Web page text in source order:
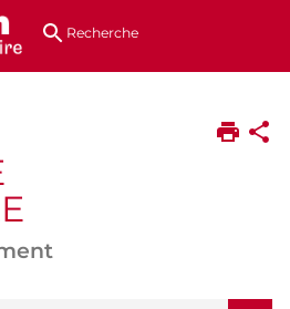
au
directsRecherche